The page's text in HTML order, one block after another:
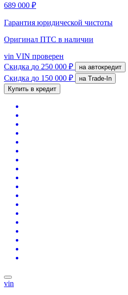
689 000 ₽
Гарантия юридической чистоты
Оригинал ПТС в наличии
vin VIN проверен
Скидка до 250 000 ₽ на автокредит
Скидка до 150 000 ₽
на Trade-In
Купить в кредит
vin